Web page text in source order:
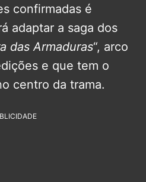
confirmadas é
adaptar a saga dos
das Armaduras“, arco
e que tem o
centro da trama.